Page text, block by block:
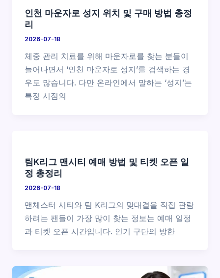
인천 마운자로 성지 위치 및 구매 방법 총정
리
2026-07-18
체중 관리 치료를 위해 마운자로를 찾는 분들이
늘어나면서 ‘인천 마운자로 성지’를 검색하는 경
우도 많습니다. 다만 온라인에서 말하는 ‘성지’는
특정 시점의
팀K리그 맨시티 예매 방법 및 티켓 오픈 일
정 총정리
2026-07-18
맨체스터 시티와 팀 K리그의 맞대결을 직접 관람
하려는 팬들이 가장 많이 찾는 정보는 예매 일정
과 티켓 오픈 시간입니다. 인기 구단의 방한